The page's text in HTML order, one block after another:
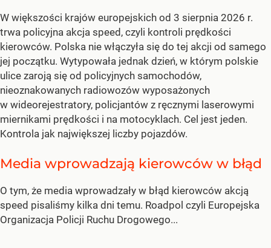
W większości krajów europejskich od 3 sierpnia 2026 r.
trwa policyjna akcja speed, czyli kontroli prędkości
kierowców. Polska nie włączyła się do tej akcji od samego
jej początku. Wytypowała jednak dzień, w którym polskie
ulice zaroją się od policyjnych samochodów,
nieoznakowanych radiowozów wyposażonych
w wideorejestratory, policjantów z ręcznymi laserowymi
miernikami prędkości i na motocyklach. Cel jest jeden.
Kontrola jak największej liczby pojazdów.
Media wprowadzają kierowców w błąd
O tym, że media wprowadzały w błąd kierowców akcją
speed pisaliśmy kilka dni temu. Roadpol czyli Europejska
Organizacja Policji Ruchu Drogowego...